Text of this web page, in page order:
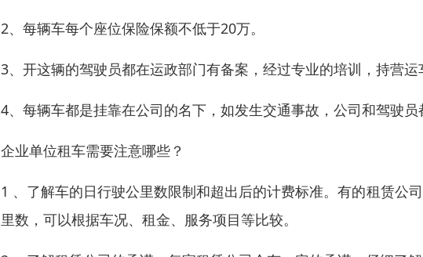
2、每辆车每个座位保险保额不低于20万。
3、开这辆的驾驶员都在运政部门有备案，经过专业的培训，持营运
4、每辆车都是挂靠在公司的名下，如发生交通事故，公司和驾驶员
企业单位租车需要注意哪些？
1 、了解车的日行驶公里数限制和超出后的计费标准。有的租赁公
里数，可以根据车况、租金、服务项目等比较。